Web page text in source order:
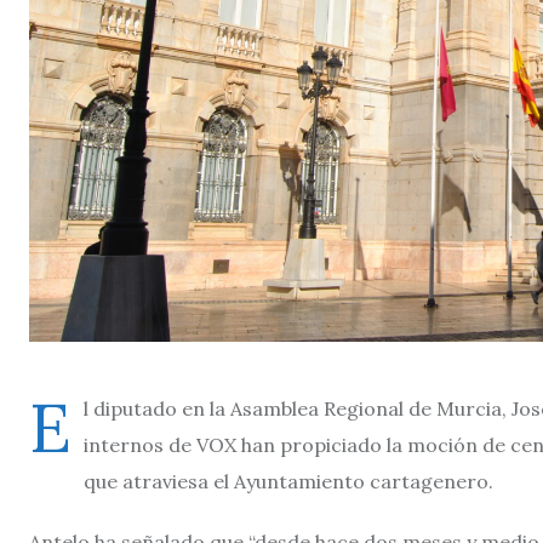
E
l diputado en la Asamblea Regional de Murcia,
internos de VOX han propiciado la moción de
que atraviesa el Ayuntamiento cartagenero.